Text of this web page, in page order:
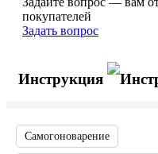
покупателей
Задать вопрос
Инструкция
Самогоноварение